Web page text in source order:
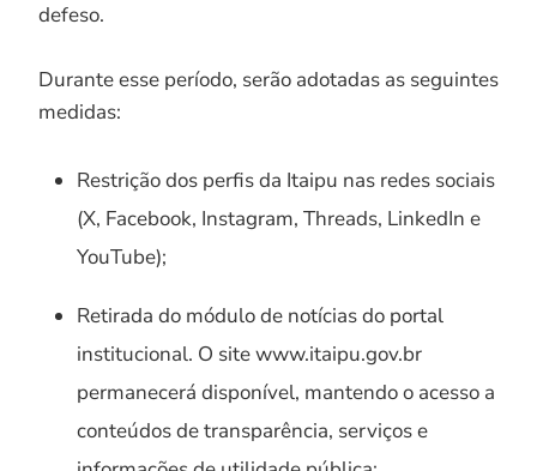
defeso.
Durante esse período, serão adotadas as seguintes
medidas:
Restrição dos perfis da Itaipu nas redes sociais
(X, Facebook, Instagram, Threads, LinkedIn e
YouTube);
Retirada do módulo de notícias do portal
institucional. O site www.itaipu.gov.br
permanecerá disponível, mantendo o acesso a
conteúdos de transparência, serviços e